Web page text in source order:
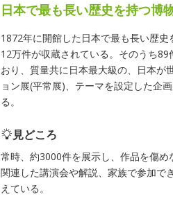
日本で最も長い歴史を持つ博
1872年に開館した日本で最も長い歴
12万件が収蔵されている。そのうち
おり、質量共に日本最大級の、日本が
ョン展(平常展)、テーマを設定した企
る。
見どころ
常時、約3000件を展示し、作品を傷
関連した講演会や解説、家族で参加で
えている。